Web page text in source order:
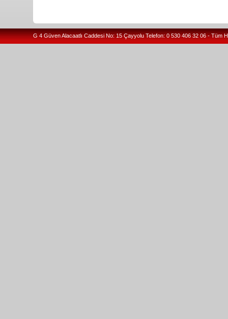
G 4 Güven Alacaatlı Caddesi No: 15 Çayyolu Telefon: 0 530 406 32 06 - Tüm